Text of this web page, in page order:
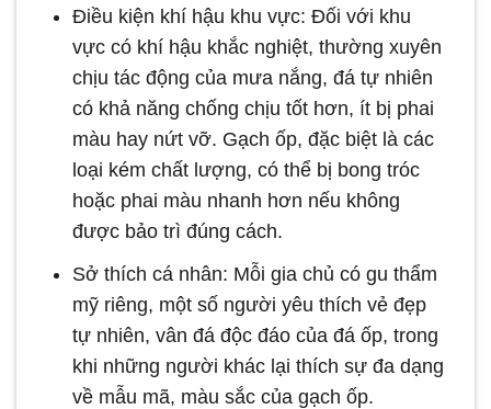
Điều kiện khí hậu khu vực: Đối với khu
vực có khí hậu khắc nghiệt, thường xuyên
chịu tác động của mưa nắng, đá tự nhiên
có khả năng chống chịu tốt hơn, ít bị phai
màu hay nứt vỡ. Gạch ốp, đặc biệt là các
loại kém chất lượng, có thể bị bong tróc
hoặc phai màu nhanh hơn nếu không
được bảo trì đúng cách.
Sở thích cá nhân: Mỗi gia chủ có gu thẩm
mỹ riêng, một số người yêu thích vẻ đẹp
tự nhiên, vân đá độc đáo của đá ốp, trong
khi những người khác lại thích sự đa dạng
về mẫu mã, màu sắc của gạch ốp.